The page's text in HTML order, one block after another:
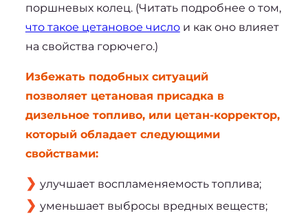
поршневых колец. (Читать подробнее о том,
что такое цетановое число и как оно влияет
на свойства горючего.)
Избежать подобных ситуаций
позволяет цетановая присадка в
дизельное топливо, или цетан-корректор,
который обладает следующими
свойствами:
улучшает воспламеняемость топлива;
уменьшает выбросы вредных веществ;